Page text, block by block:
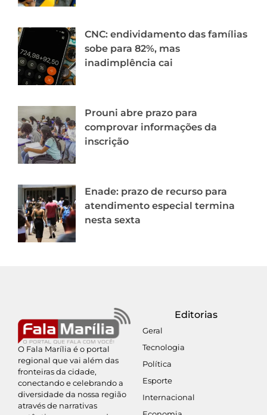
CNC: endividamento das famílias
sobe para 82%, mas
inadimplência cai
Prouni abre prazo para
comprovar informações da
inscrição
Enade: prazo de recurso para
atendimento especial termina
nesta sexta
O Fala Marília é o portal
regional que vai além das
fronteiras da cidade,
conectando e celebrando a
diversidade da nossa região
através de narrativas
Editorias
Geral
Tecnologia
Política
Esporte
Internacional